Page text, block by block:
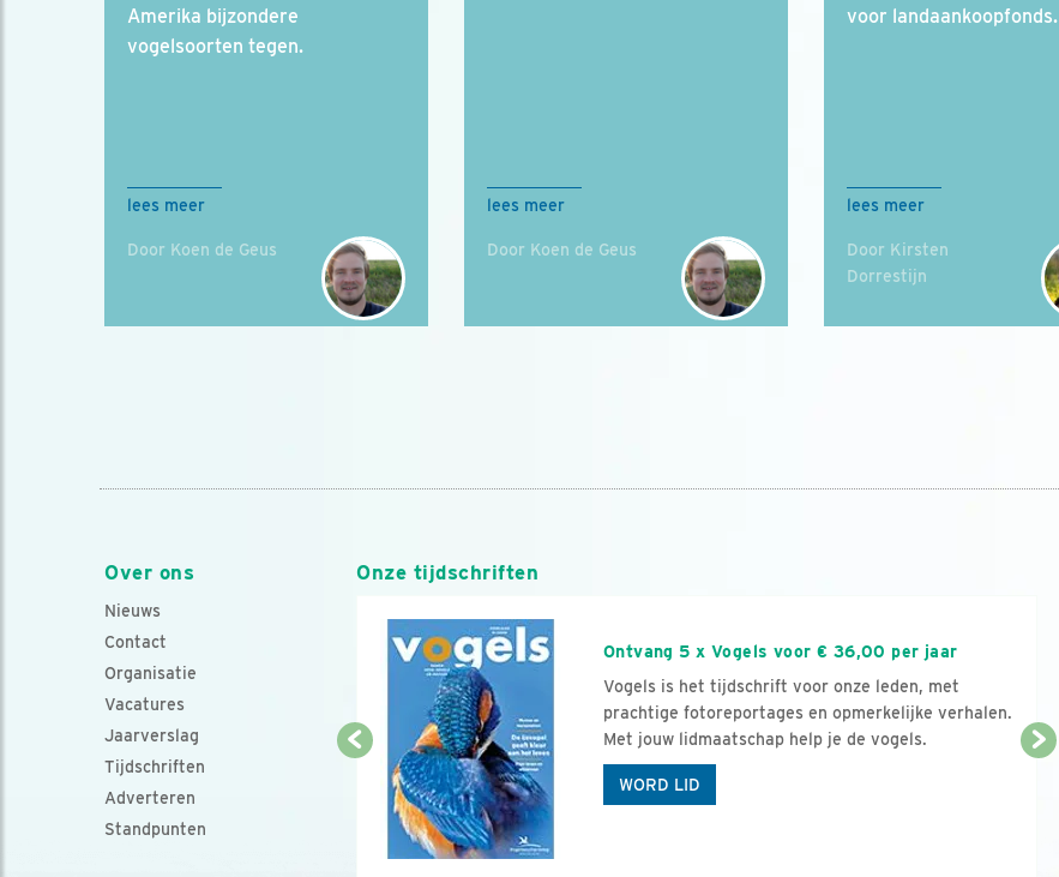
Amerika bijzondere
vogelsoorten tegen.
lees meer
Door Koen de Geus
lees meer
Door Koen de Geus
voor landaankoopfonds.
lees meer
Door Kirsten
Dorrestijn
Over ons
Nieuws
Contact
Organisatie
Vacatures
Jaarverslag
Tijdschriften
Adverteren
Standpunten
Onze tijdschriften
Ontvang 5 x Vogels voor € 36,00 per jaar
Vogels is het tijdschrift voor onze leden, met
prachtige fotoreportages en opmerkelijke verhalen.
Met jouw lidmaatschap help je de vogels.
WORD LID